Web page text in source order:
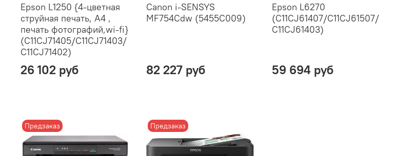
Epson L1250 {4-цветная
струйная печать, A4 ,
печать фотографий,wi-fi}
(C11CJ71405/C11CJ71403/
C11CJ71402)
26 102 руб
Canon i-SENSYS
MF754Cdw (5455C009)
82 227 руб
Epson L6270
(C11CJ61407/C11CJ61507/
C11CJ61403)
59 694 руб
Предзаказ Предзаказ